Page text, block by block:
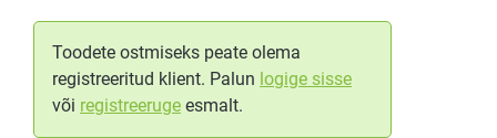
Toodete ostmiseks peate olema
registreeritud klient. Palun logige sisse
või registreeruge esmalt.